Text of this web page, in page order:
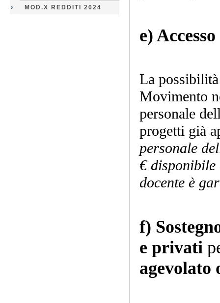
MOD.X REDDITI 2024
e)
La
Movimento
personale
progetti già
personale
€
docente è
f)
e privati
agevolato